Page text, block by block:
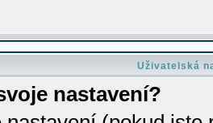
Uživatelská
nastavení?